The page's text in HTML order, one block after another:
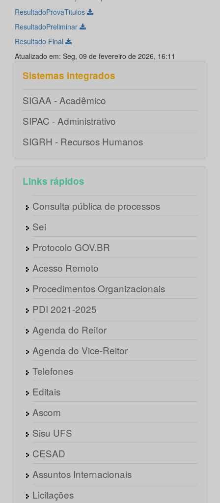
ResultadoProvaTitulos
ResultadoPreliminar
Resultado Final
Atualizado em: Seg, 09 de fevereiro de 2026, 16:11
Sistemas integrados
SIGAA - Acadêmico
SIPAC - Administrativo
SIGRH - Recursos Humanos
Links rápidos
Consulta pública de processos
Sei
Protocolo GOV.BR
Acesso Remoto
Procedimentos Organizacionais
PDI 2021-2025
Agenda do Reitor
Agenda do Vice-Reitor
Telefones
Editais
Ascom
Sisu UFS
CESAD
Assuntos Internacionais
Licitações